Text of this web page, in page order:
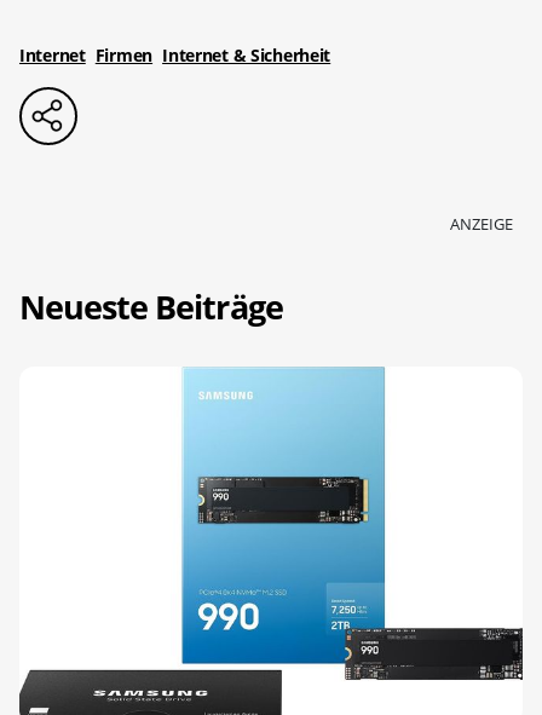
Internet Firmen Internet & Sicherheit
ANZEIGE
Neueste Beiträge